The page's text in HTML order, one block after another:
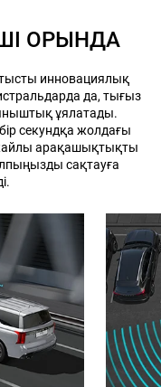
ОРЫНДА
инновациялық
да, тығыз
ұялатады.
бір секундқа жолдағы
арақашықтықты
сақтауға